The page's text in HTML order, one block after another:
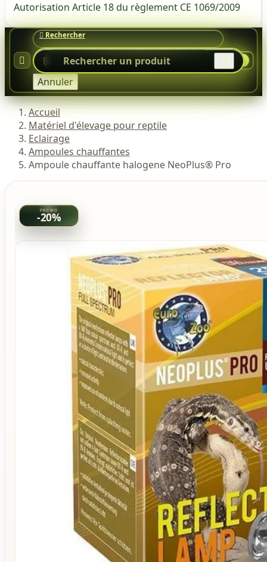
Autorisation Article 18 du règlement CE 1069/2009



Annuler

Accueil
Matériel d'élevage pour reptile
Eclairage
Ampoules chauffantes
Ampoule chauffante halogene NeoPlus® Pro
-20%